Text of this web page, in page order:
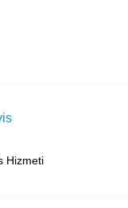
Hizmeti